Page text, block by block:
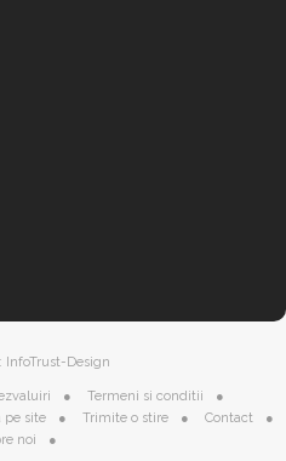
InfoTrust-Design
Termeni si conditii
pe site Trimite o stire
Contact
noi